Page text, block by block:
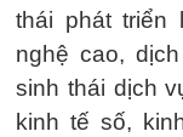
thái phát triển
nghệ cao,
sinh thái dịch
kinh tế số,